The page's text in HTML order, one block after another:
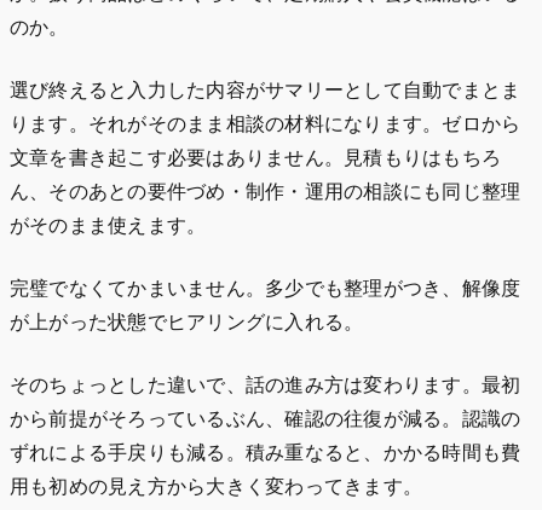
のか。
選び終えると入力した内容がサマリーとして自動でまとま
ります。それがそのまま相談の材料になります。ゼロから
文章を書き起こす必要はありません。見積もりはもちろ
ん、そのあとの要件づめ・制作・運用の相談にも同じ整理
がそのまま使えます。
完璧でなくてかまいません。多少でも整理がつき、解像度
が上がった状態でヒアリングに入れる。
そのちょっとした違いで、話の進み方は変わります。最初
から前提がそろっているぶん、確認の往復が減る。認識の
ずれによる手戻りも減る。積み重なると、かかる時間も費
用も初めの見え方から大きく変わってきます。